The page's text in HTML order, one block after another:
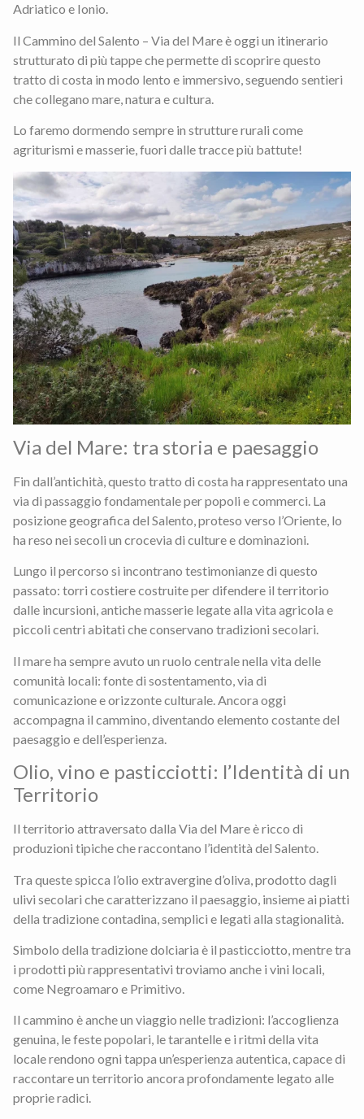
Adriatico e Ionio.
Il Cammino del Salento – Via del Mare è oggi un itinerario
strutturato di più tappe che permette di scoprire questo
tratto di costa in modo lento e immersivo, seguendo sentieri
che collegano mare, natura e cultura.
Lo faremo dormendo sempre in strutture rurali come
agriturismi e masserie, fuori dalle tracce più battute!
Via del Mare: tra storia e paesaggio
Fin dall’antichità, questo tratto di costa ha rappresentato una
via di passaggio fondamentale per popoli e commerci. La
posizione geografica del Salento, proteso verso l’Oriente, lo
ha reso nei secoli un crocevia di culture e dominazioni.
Lungo il percorso si incontrano testimonianze di questo
passato: torri costiere costruite per difendere il territorio
dalle incursioni, antiche masserie legate alla vita agricola e
piccoli centri abitati che conservano tradizioni secolari.
Il mare ha sempre avuto un ruolo centrale nella vita delle
comunità locali: fonte di sostentamento, via di
comunicazione e orizzonte culturale. Ancora oggi
accompagna il cammino, diventando elemento costante del
paesaggio e dell’esperienza.
Olio, vino e pasticciotti: l’Identità di un
Territorio
Il territorio attraversato dalla Via del Mare è ricco di
produzioni tipiche che raccontano l’identità del Salento.
Tra queste spicca l’olio extravergine d’oliva, prodotto dagli
ulivi secolari che caratterizzano il paesaggio, insieme ai piatti
della tradizione contadina, semplici e legati alla stagionalità.
Simbolo della tradizione dolciaria è il pasticciotto, mentre tra
i prodotti più rappresentativi troviamo anche i vini locali,
come Negroamaro e Primitivo.
Il cammino è anche un viaggio nelle tradizioni: l’accoglienza
genuina, le feste popolari, le tarantelle e i ritmi della vita
locale rendono ogni tappa un’esperienza autentica, capace di
raccontare un territorio ancora profondamente legato alle
proprie radici.